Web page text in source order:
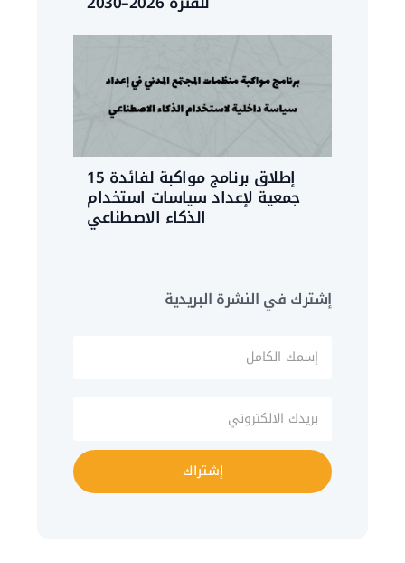
إطلاق برنامج مواكبة لفائدة 15
جمعية لإعداد سياسات استخدام
الذكاء الاصطناعي
إشترك في النشرة البريدية
إشتراك